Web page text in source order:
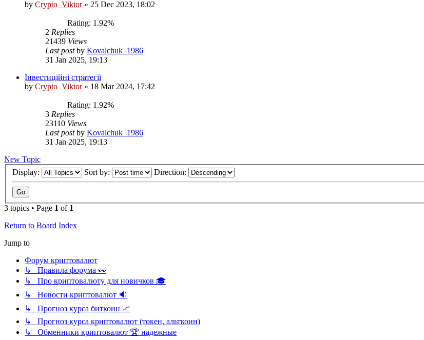
by Crypto_Viktor» 25 Dec 2023, 18:02
Rating: 1.92%
2 Replies
21439 Views
Last postby Kovalchuk_1986
31 Jan 2025, 19:13
Інвестиційні стратегії
by Crypto_Viktor» 18 Mar 2024, 17:42
Rating: 1.92%
3 Replies
23110 Views
Last postby Kovalchuk_1986
31 Jan 2025, 19:13
New Topic
Display:
Sort by: Direction:
3 topics • Page 1 of 1
Return to Board Index
Jump to
Форум криптовалют
↳ Правила форума 👀
↳ Про криптовалюту для новичков 🎓
↳ Новости криптовалют 🔉
↳ Прогноз курса биткоин 📈
↳ Прогноз курса криптовалют (токен, альткоин)
↳ Обменники криптовалют 🏆 надежные